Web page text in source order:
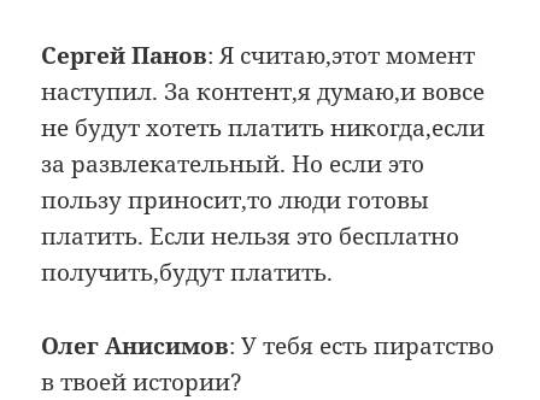
Сергей Панов: Я считаю,этот момент
наступил. За контент,я думаю,и вовсе
не будут хотеть платить никогда,если
за развлекательный. Но если это
пользу приносит,то люди готовы
платить. Если нельзя это бесплатно
получить,будут платить.
Олег Анисимов: У тебя есть пиратство
в твоей истории?